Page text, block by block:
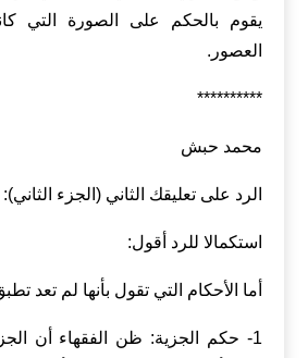
يقوم بالحكم على الصورة التي
العصور.
**********
محمد حبش
الرد على تعليقك الثاني (الجزء الثاني):
استكمالا للرد أقول:
أما الأحكام التي تقول بأنها لم تعد
1- حكم الجزية: ظن الفقهاء أن